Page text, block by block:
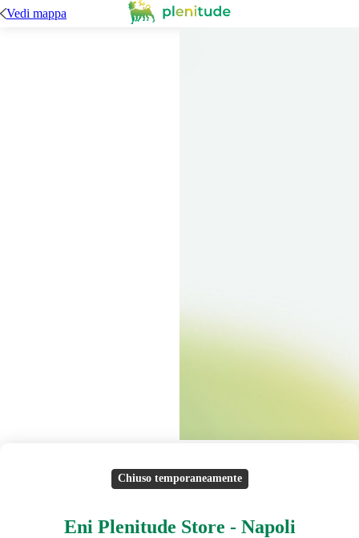
Vedi mappa
Chiuso temporaneamente
Eni Plenitude Store - Napoli